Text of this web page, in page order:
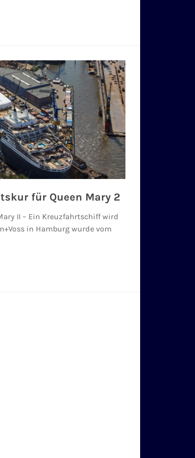
für Queen Mary 2
II – Ein Kreuzfahrtschiff wird
in Hamburg wurde vom